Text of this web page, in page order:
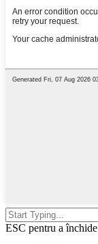
ESC pentru a închide